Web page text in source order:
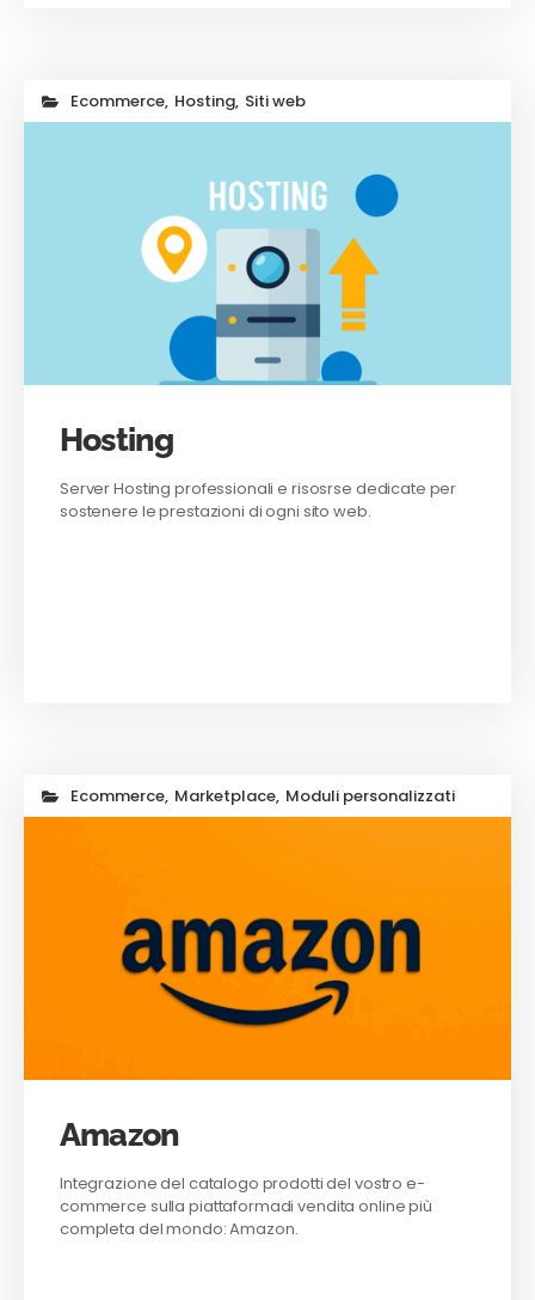
Ecommerce, Hosting, Siti web
Hosting
Server Hosting professionali e risosrse dedicate per
sostenere le prestazioni di ogni sito web.
Ecommerce, Marketplace, Moduli personalizzati
Amazon
Integrazione del catalogo prodotti del vostro e-
commerce sulla piattaformadi vendita online più
completa del mondo: Amazon.